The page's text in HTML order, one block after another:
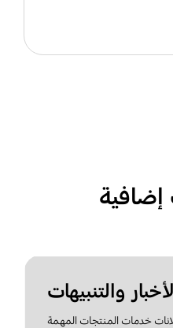
والتنبيهات
خدمات المنتجات المهمة